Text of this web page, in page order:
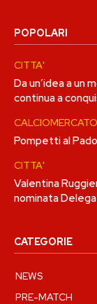
POPOLARI
CITTA'
Da un’idea a un
continua a
CALCIOMERCATO
Pompetti al
CITTA'
Valentina
nominata
CATEGORIE
NEWS
PRE-MATCH